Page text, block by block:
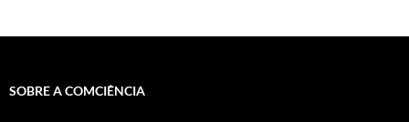
SOBRE A COMCIÊNCIA